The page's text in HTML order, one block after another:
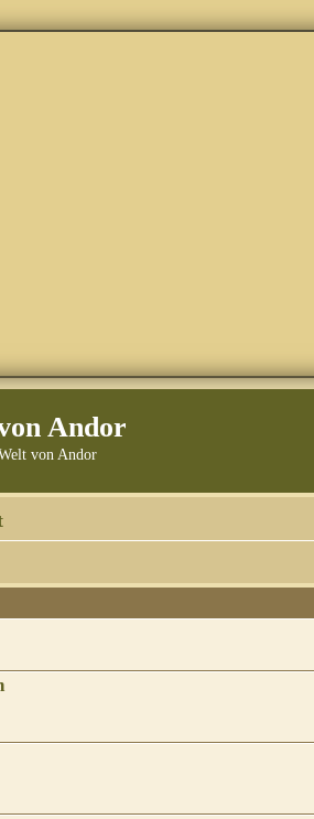
Andor
von Andor